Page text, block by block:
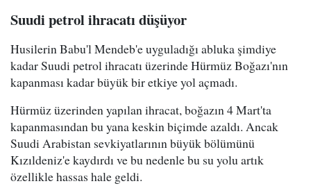
Suudi petrol ihracatı düşüyor
Husilerin Babu'l Mendeb'e uyguladığı abluka şimdiye
kadar Suudi petrol ihracatı üzerinde Hürmüz Boğazı'nın
kapanması kadar büyük bir etkiye yol açmadı.
Hürmüz üzerinden yapılan ihracat, boğazın 4 Mart'ta
kapanmasından bu yana keskin biçimde azaldı. Ancak
Suudi Arabistan sevkiyatlarının büyük bölümünü
Kızıldeniz'e kaydırdı ve bu nedenle bu su yolu artık
özellikle hassas hale geldi.